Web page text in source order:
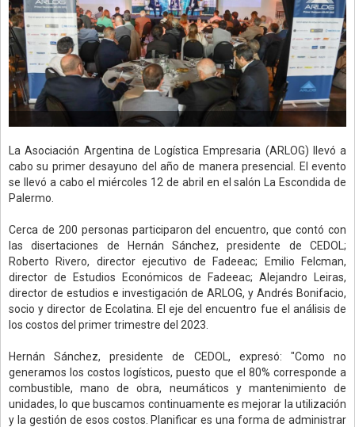
La Asociación Argentina de Logística Empresaria (ARLOG) llevó a
cabo su primer desayuno del año de manera presencial. El evento
se llevó a cabo el miércoles 12 de abril en el salón La Escondida de
Palermo.
Cerca de 200 personas participaron del encuentro, que contó con
las disertaciones de Hernán Sánchez, presidente de CEDOL;
Roberto Rivero, director ejecutivo de Fadeeac; Emilio Felcman,
director de Estudios Económicos de Fadeeac; Alejandro Leiras,
director de estudios e investigación de ARLOG, y Andrés Bonifacio,
socio y director de Ecolatina. El eje del encuentro fue el análisis de
los costos del primer trimestre del 2023.
Hernán Sánchez, presidente de CEDOL, expresó: "Como no
generamos los costos logísticos, puesto que el 80% corresponde a
combustible, mano de obra, neumáticos y mantenimiento de
unidades, lo que buscamos continuamente es mejorar la utilización
y la gestión de esos costos. Planificar es una forma de administrar